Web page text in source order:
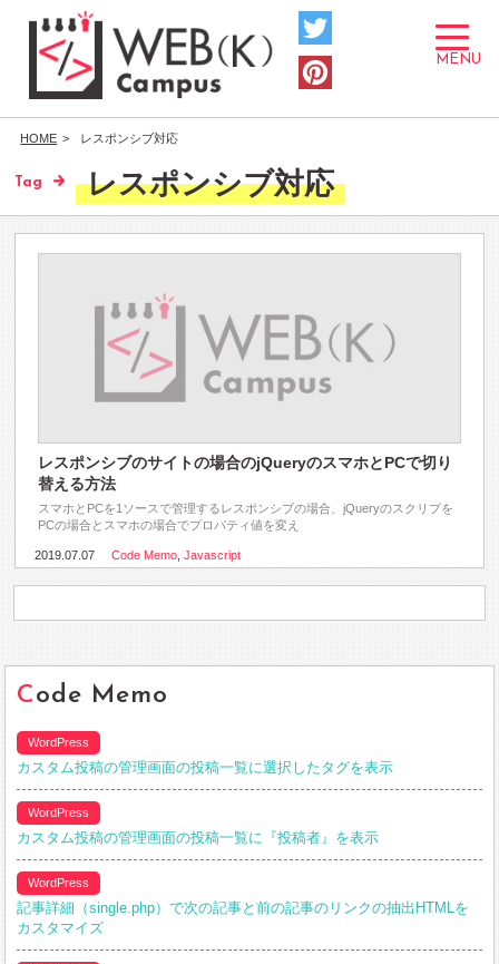
toggle
MENU
HOME レスポンシブ対応
Tag レスポンシブ対応
レスポンシブのサイトの場合のjQueryのスマホとPCで切り
替える方法
スマホとPCを1ソースで管理するレスポンシブの場合、jQueryのスクリプを
PCの場合とスマホの場合でプロパティ値を変え
2019.07.07 Code Memo ,Javascript
Code Memo
WordPress
カスタム投稿の管理画面の投稿一覧に選択したタグを表示
WordPress
カスタム投稿の管理画面の投稿一覧に『投稿者』を表示
WordPress
記事詳細（single.php）で次の記事と前の記事のリンクの抽出HTMLを
カスタマイズ